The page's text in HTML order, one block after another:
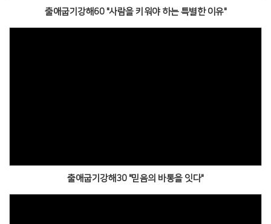
출애굽기강해60 "사람을 키워야 하는 특별한 이유"
출애굽기강해30 "믿음의 바통을 잇다"